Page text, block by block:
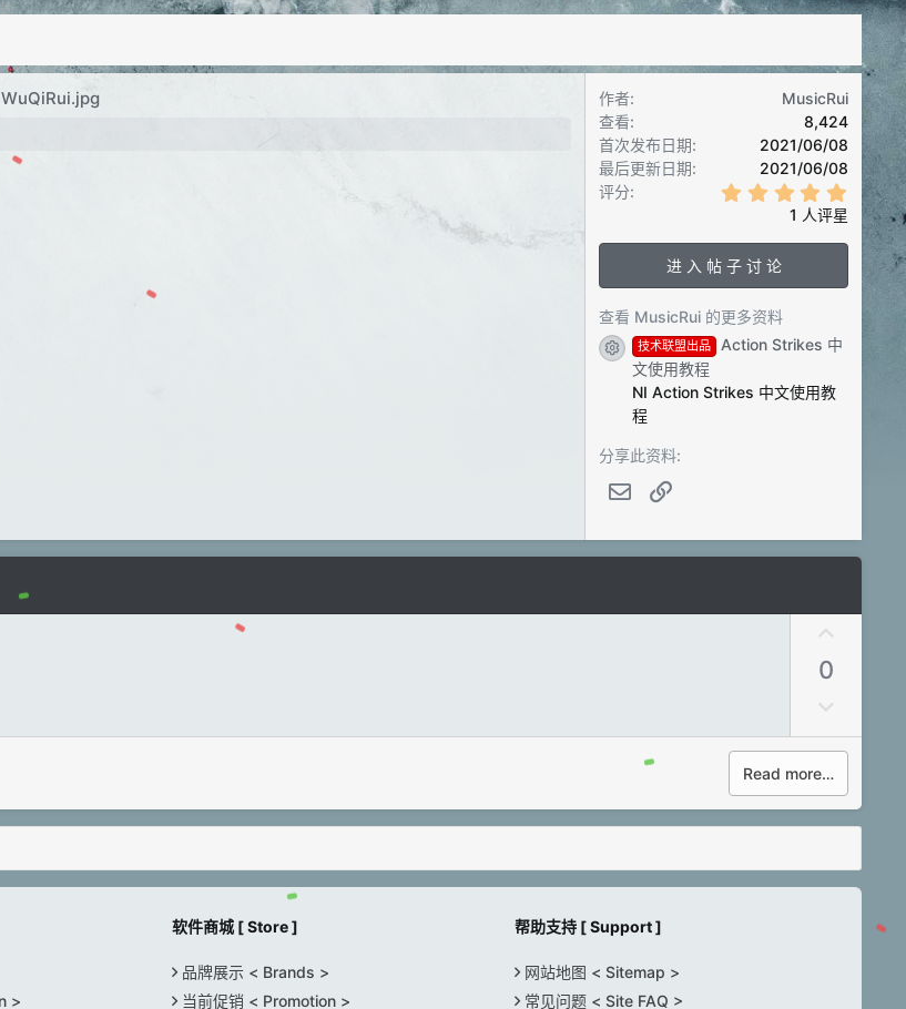
作者
MusicRui
查看
8,424
首次发布日期
2021/06/08
最后更新日期
2021/06/08
评分
0
0
1 人评星
进 入 帖 子 讨 论
查看 MusicRui 的更多资料
Resource icon
技术联盟出品
Action Strikes 中
文使用教程
NI Action Strikes 中文使用教
程
分享此资料:
邮件
t
e
0
决
票
Read more…
>
软件商城 [ Store ]
品牌展示 < Brands >
当前促销 < Promotion >
帮助支持 [ Support ]
网站地图 < Sitemap >
常见问题 < Site FAQ >